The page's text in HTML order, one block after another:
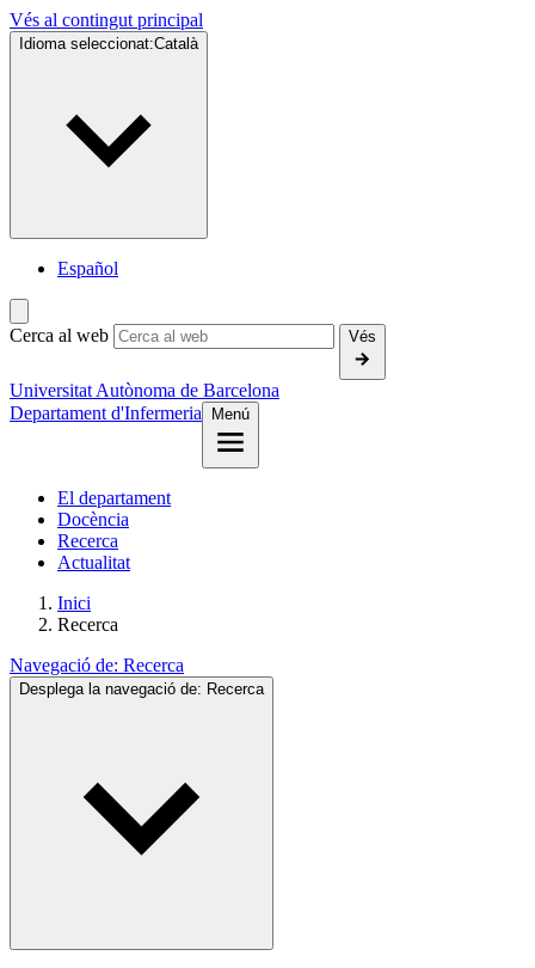
Vés al contingut principal
Idioma seleccionat:Català
Español
Cerca al web Vés
Universitat Autònoma de Barcelona
Departament d'Infermeria
Menú
El departament
Docència
Recerca
Actualitat
Inici
Recerca
Navegació de: Recerca
Desplega la navegació de: Recerca